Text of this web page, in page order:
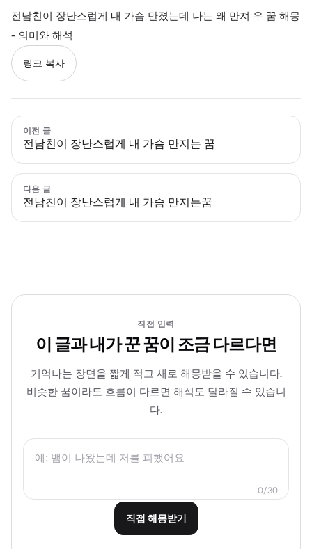
전남친이 장난스럽게 내 가슴 만졌는데 나는 왜 만져 우 꿈 해몽
- 의미와 해석
링크 복사
이전 글
전남친이 장난스럽게 내 가슴 만지는 꿈
다음 글
전남친이 장난스럽게 내 가슴 만지는꿈
직접 입력
이 글과 내가 꾼 꿈이 조금 다르다면
기억나는 장면을 짧게 적고 새로 해몽받을 수 있습니다.
비슷한 꿈이라도 흐름이 다르면 해석도 달라질 수 있습니
다.
0/30
직접 해몽받기